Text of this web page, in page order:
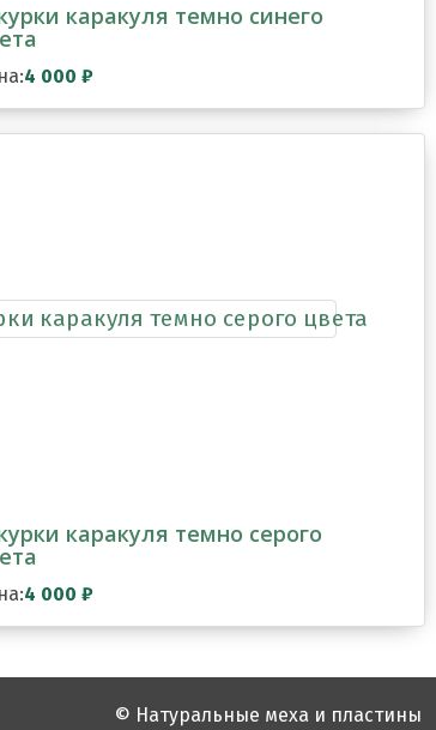
каракуля темно синего
4 000 ₽
каракуля темно серого
4 000 ₽
© Натуральные меха и пластины